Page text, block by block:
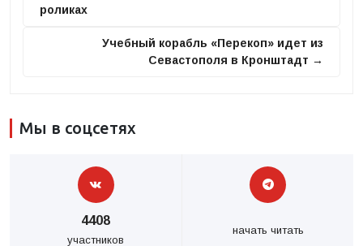
роликах
Учебный корабль «Перекоп» идет из
Севастополя в Кронштадт →
Мы в соцсетях
4408
участников
начать читать